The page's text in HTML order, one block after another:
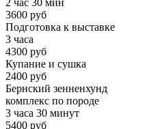
2 час 30 мин
3600 руб
Подготовка к выставке
3 часа
4300 руб
Купание и сушка
2400 руб
Бернский зенненхунд
комплекс по породе
3 часа 30 минут
5400 руб